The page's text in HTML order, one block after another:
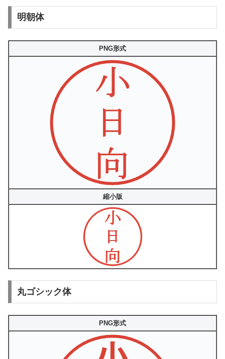
明朝体
PNG形式
縮小版
丸ゴシック体
PNG形式